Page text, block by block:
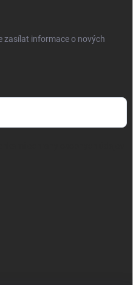
zasílat informace o nových